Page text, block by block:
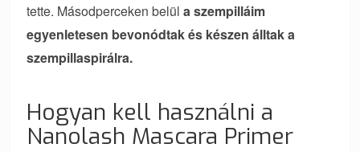
tette. Másodperceken belüla szempilláim
egyenletesen bevonódtak és készen álltak a
szempillaspirálra.
Hogyan kell használni a
Nanolash Mascara Primer